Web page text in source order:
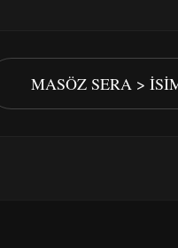
MASÖZ SERA >